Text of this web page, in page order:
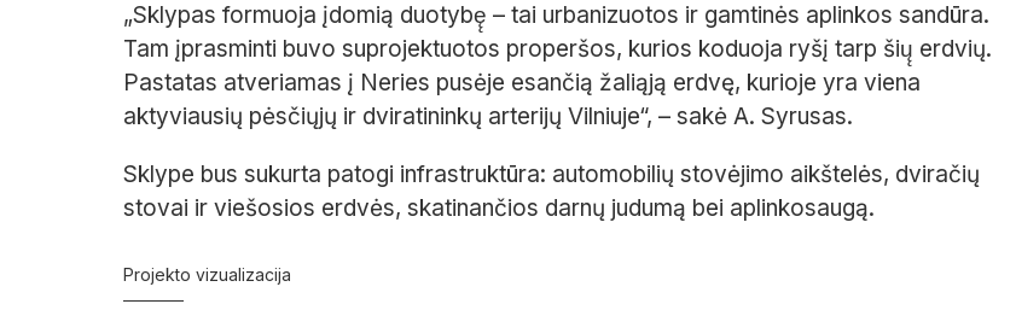
„Sklypas formuoja įdomią duotybę̨ – tai urbanizuotos ir gamtinės aplinkos sandūra.
Tam įprasminti buvo suprojektuotos properšos, kurios koduoja ryšį tarp šių̨ erdvių.
Pastatas atveriamas į Neries pusėje esančią žaliąją erdvę, kurioje yra viena
aktyviausių pėsčiųjų ir dviratininkų arterijų Vilniuje“, – sakė A. Syrusas.
Sklype bus sukurta patogi infrastruktūra: automobilių stovėjimo aikštelės, dviračių
stovai ir viešosios erdvės, skatinančios darnų judumą bei aplinkosaugą.
Projekto vizualizacija